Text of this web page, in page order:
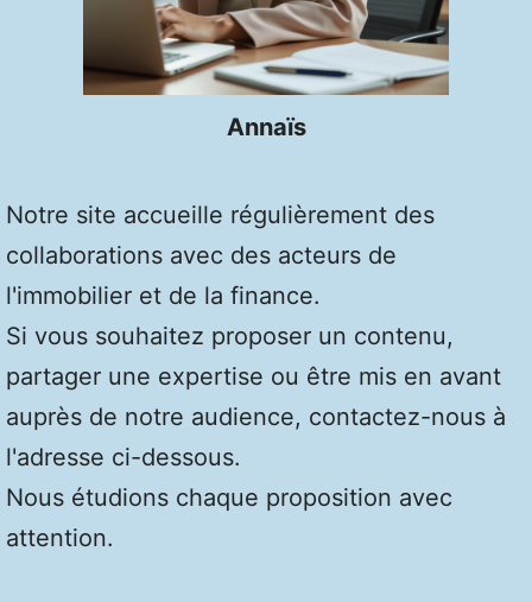
Annaïs
Notre site accueille régulièrement des
collaborations avec des acteurs de
l'immobilier et de la finance.
Si vous souhaitez proposer un contenu,
partager une expertise ou être mis en avant
auprès de notre audience, contactez-nous à
l'adresse ci-dessous.
Nous étudions chaque proposition avec
attention.